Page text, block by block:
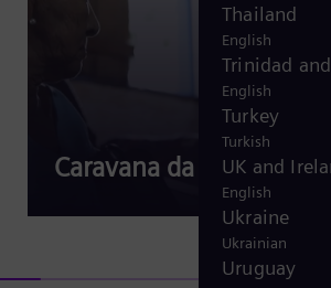
Thailand
English
Trinidad
English
Turkey
Turkish
UK and
English
Ukraine
Ukrainian
Uruguay
Caravana da Saúde